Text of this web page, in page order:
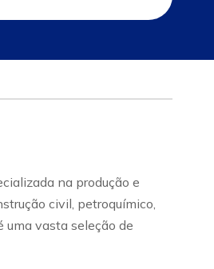
na produção e
civil, petroquímico,
vasta seleção de